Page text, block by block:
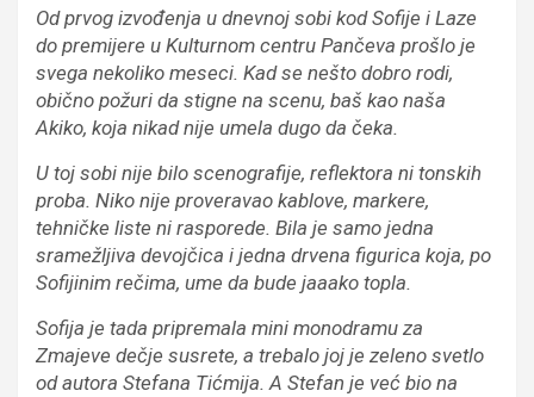
Od prvog izvođenja u dnevnoj sobi kod Sofije i Laze
do premijere u Kulturnom centru Pančeva prošlo je
svega nekoliko meseci. Kad se nešto dobro rodi,
obično požuri da stigne na scenu, baš kao naša
Akiko, koja nikad nije umela dugo da čeka.
U toj sobi nije bilo scenografije, reflektora ni tonskih
proba. Niko nije proveravao kablove, markere,
tehničke liste ni rasporede. Bila je samo jedna
sramežljiva devojčica i jedna drvena figurica koja, po
Sofijinim rečima, ume da bude jaaako topla.
Sofija je tada pripremala mini monodramu za
Zmajeve dečje susrete, a trebalo joj je zeleno svetlo
od autora Stefana Tićmija. A Stefan je već bio na